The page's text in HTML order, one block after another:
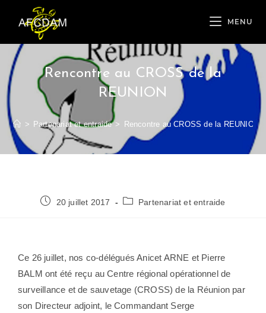
MENU
Rencontre au CROSS de la
REUNION
> Partenariat et entraide > Rencontre au CROSS de la REUNION
20 juillet 2017 Partenariat et entraide
Ce 26 juillet, nos co-délégués Anicet ARNE et Pierre
BALM ont été reçu au Centre régional opérationnel de
surveillance et de sauvetage (CROSS) de la Réunion par
son Directeur adjoint, le Commandant Serge